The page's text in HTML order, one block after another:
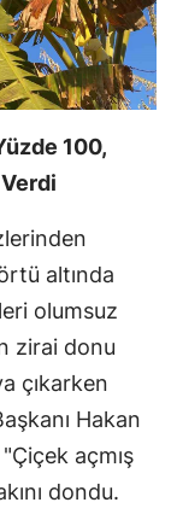
Elazığ
Erzincan
Erzurum
Eskişehir
Gaziantep
Giresun
Gümüşhane
Hakkari
Hatay
Isparta
100,
altında
olumsuz
zirai donu
çıkarken
Hakan
açmış
dondu.